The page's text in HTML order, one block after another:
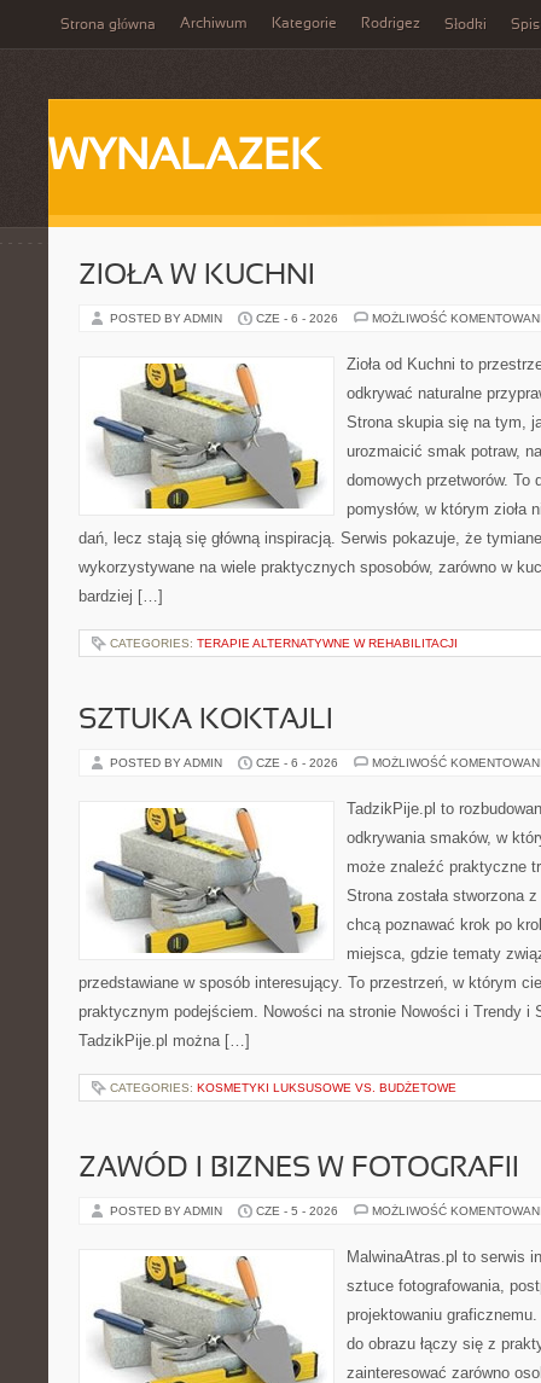
Strona główna Archiwum Kategorie Rodrigez Słodki Spis
WYNALAZEK
ZIOŁA W KUCHNI
POSTED BY ADMIN CZE - 6 - 2026 MOŻLIWOŚĆ
Zioła od Kuchni to
odkrywać naturalne
Strona skupia się na tym,
urozmaicić smak potraw,
domowych przetworów. To
pomysłów, w którym zioła
dań, lecz stają się główną inspiracją. Serwis pokazuje, że
wykorzystywane na wiele praktycznych sposobów, zarówno w
bardziej […]
CATEGORIES: TERAPIE ALTERNATYWNE W REHABILITACJI
SZTUKA KOKTAJLI
POSTED BY ADMIN CZE - 6 - 2026 MOŻLIWOŚĆ
TadzikPije.pl to
odkrywania smaków, w
może znaleźć praktyczne
Strona została stworzona
chcą poznawać krok po
miejsca, gdzie tematy
przedstawiane w sposób interesujący. To przestrzeń, w którym
praktycznym podejściem. Nowości na stronie Nowości i Trendy i
TadzikPije.pl można […]
CATEGORIES: KOSMETYKI LUKSUSOWE VS. BUDŻETOWE
ZAWÓD I BIZNES W FOTOGRAFII
POSTED BY ADMIN CZE - 5 - 2026 MOŻLIWOŚĆ
MalwinaAtras.pl to serwis
sztuce fotografowania,
projektowaniu
do obrazu łączy się z
zainteresować zarówno